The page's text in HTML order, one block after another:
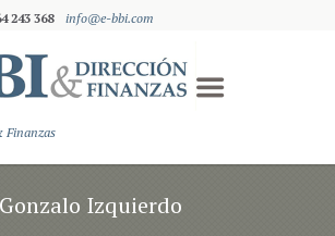
243 368 info@e-bbi.com
Finanzas
Gonzalo Izquierdo